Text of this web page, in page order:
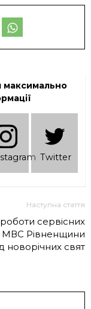
максимально
Twitter
Наступна стаття
сервісних
МВС Рівненщини
новорічних свят